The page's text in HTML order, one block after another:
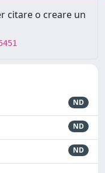
citare o creare un
ND
ND
ND